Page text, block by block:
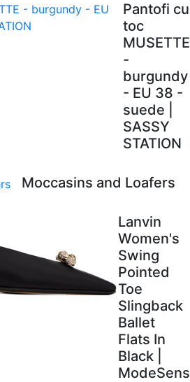
Pantofi cu
toc
MUSETTE
-
burgundy
- EU 38 -
suede |
SASSY
STATION
Moccasins and Loafers
Lanvin
Women's
Swing
Pointed
Toe
Slingback
Ballet
Flats In
Black |
ModeSens